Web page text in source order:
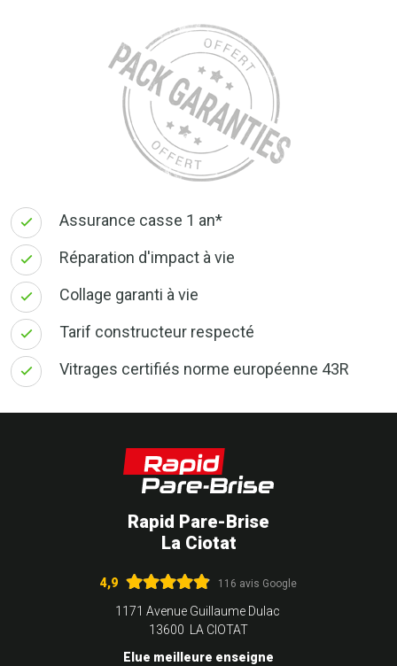
Assurance casse 1 an*
Réparation d'impact à vie
Collage garanti à vie
Tarif constructeur respecté
Vitrages certifiés norme européenne 43R
Rapid Pare-Brise
La Ciotat
4,9 116 avis Google
1171 Avenue Guillaume Dulac
13600 LA CIOTAT
Elue meilleure enseigne